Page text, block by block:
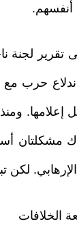
أنفسهم.
تقرير لجنة
حرب
إعلامها.
مشكلتان
لكن
الخلافات